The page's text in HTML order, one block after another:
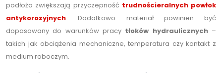
podłoża zwiększają przyczepność trudnościeralnych powłok
antykorozyjnych. Dodatkowo materiał powinien być
dopasowany do warunków pracy tłoków hydraulicznych–
takich jak obciążenia mechaniczne, temperatura czy kontakt z
medium roboczym.